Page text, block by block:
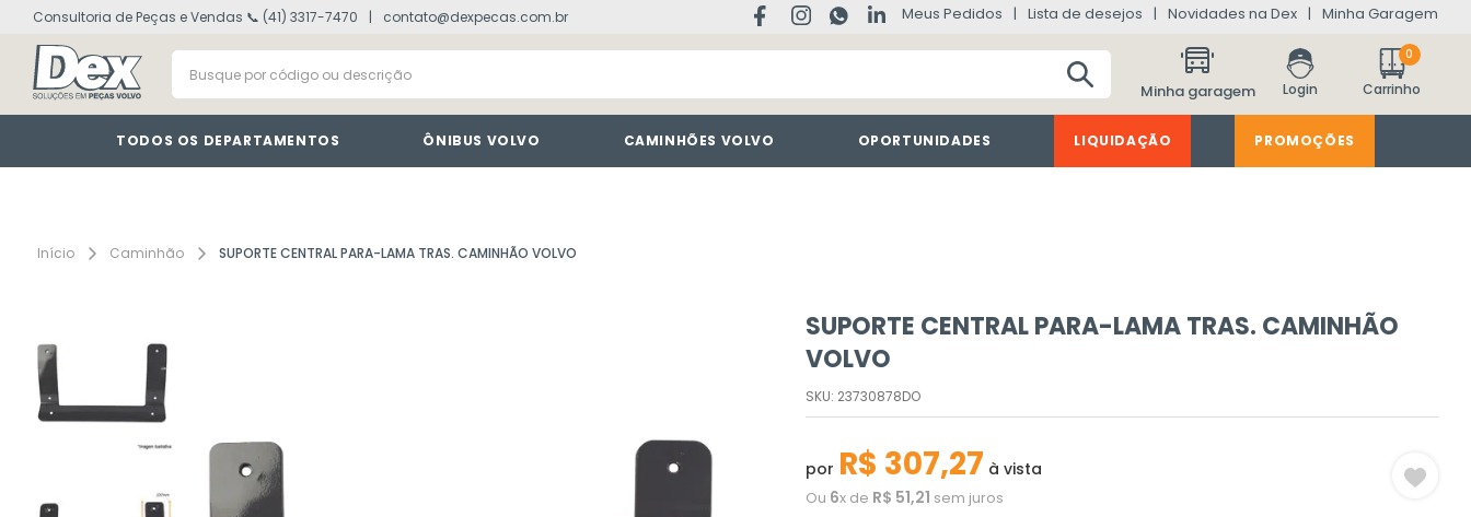
Consultoria de Peças e Vendas 📞 (41) 3317-7470 contato@dexpecas.com.br Meus Pedidos Lista de desejos Novidades na Dex Minha Garagem
Busque por código ou descrição
Minha garagem
0
TODOS OS DEPARTAMENTOS ÔNIBUS VOLVO CAMINHÕES VOLVO OPORTUNIDADES LIQUIDAÇÃO PROMOÇÕES
Caminhão SUPORTE CENTRAL PARA-LAMA TRAS. CAMINHÃO VOLVO
SUPORTE CENTRAL PARA-LAMA TRAS. CAMINHÃO
VOLVO
SKU: 23730878DO
por R$ 307,27 à vista
Ou 6x de R$ 51,21 sem juros
1º volvo fh
3º painel
4º farol
5º defletor
7 tacografo